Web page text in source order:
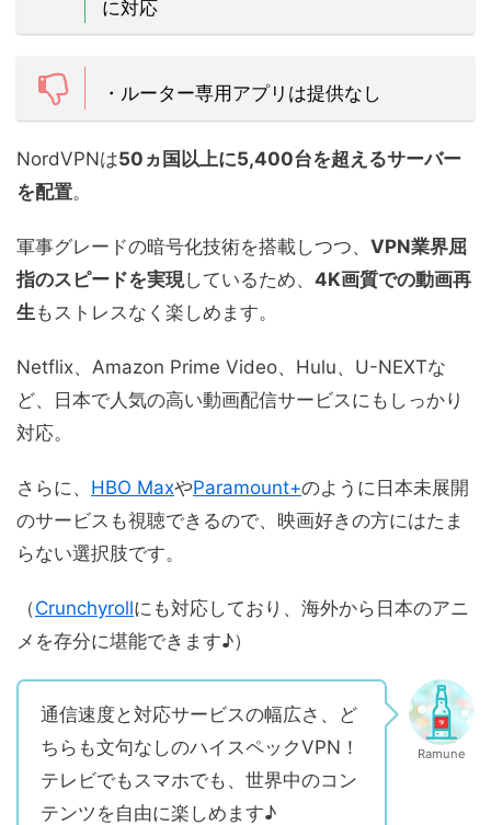
に対応
・ルーター専用アプリは提供なし
NordVPNは50ヵ国以上に5,400台を超えるサーバー
を配置。
軍事グレードの暗号化技術を搭載しつつ、 VPN業界屈
指のスピードを実現しているため、 4K画質での動画再
生 もストレスなく楽しめます。
Netflix、Amazon Prime Video、Hulu、U-NEXTな
ど、日本で人気の高い動画配信サービスにもしっかり
対応。
さらに、 HBO MaxやParamount+のように日本未展開
のサービスも視聴できるので、映画好きの方にはたま
らない選択肢です。
（Crunchyrollにも対応しており、海外から日本のアニ
メを存分に堪能できます♪）
通信速度と対応サービスの幅広さ、ど
ちらも文句なしのハイスペックVPN！
テレビでもスマホでも、世界中のコン
テンツを自由に楽しめます♪
Ramune